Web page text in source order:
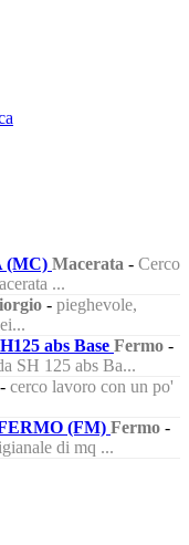
(MC) Macerata - Cerco
...
- pieghevole,
abs Base Fermo -
SH 125 abs Ba...
- cerco lavoro con un po'
(FM) Fermo -
di mq ...